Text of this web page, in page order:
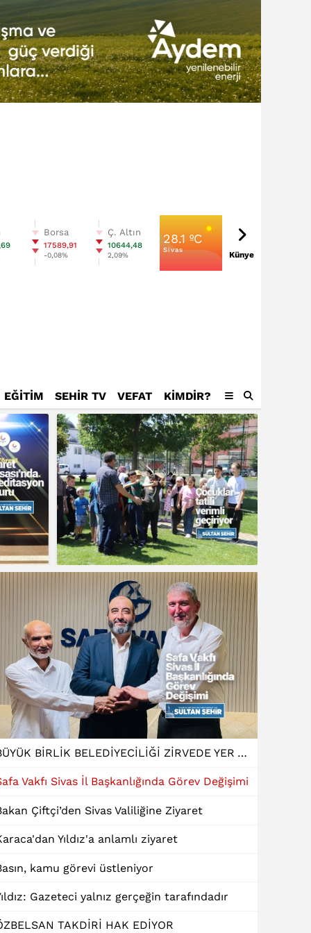
Borsa
17589,91
-0,08%
Ç. Altın
10644,48
2,09%
28.1 ºC
Sivas
Künye
EĞİTİM SEHİR TV VEFAT KIMDIR?
BÜYÜK BİRLİK BELEDİYECİLİĞİ ZİRVEDE YER ALDI
Vakfı Sivas İl Başkanlığında Görev Değişimi
Çiftçi’den Sivas Valiliğine Ziyaret
Yıldız'a anlamlı ziyaret
kamu görevi üstleniyor
Gazeteci yalnız gerçeğin tarafındadır
TAKDİRİ HAK EDİYOR